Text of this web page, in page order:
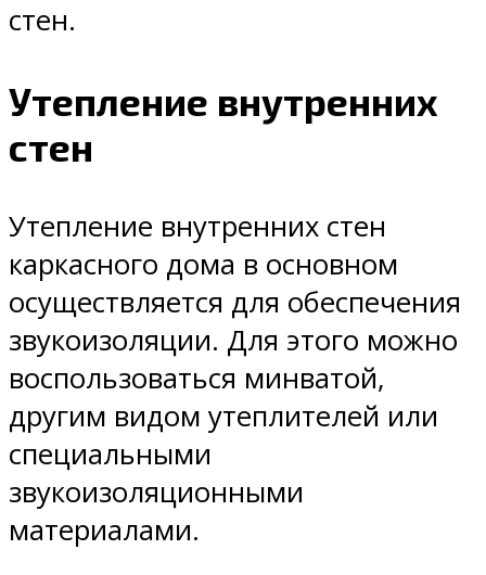
стен.
Утепление внутренних
стен
Утепление внутренних стен
каркасного дома в основном
осуществляется для обеспечения
звукоизоляции. Для этого можно
воспользоваться минватой,
другим видом утеплителей или
специальными
звукоизоляционными
материалами.